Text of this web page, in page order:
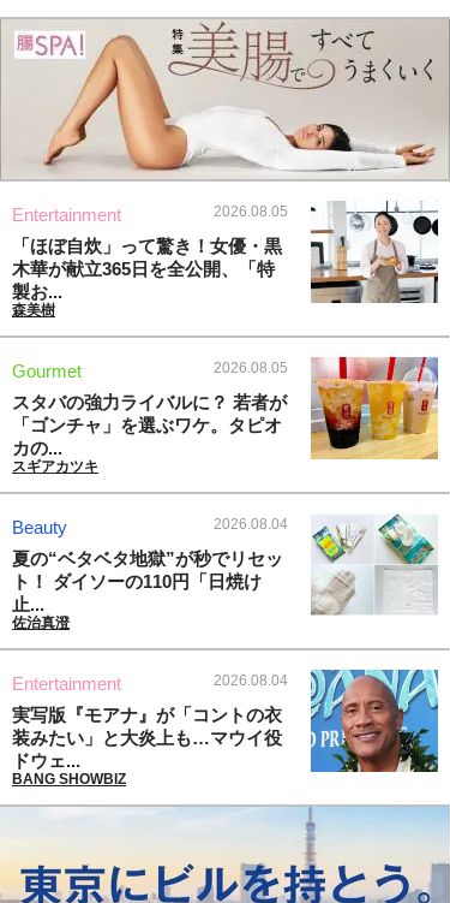
Entertainment 2026.08.05
「ほぼ自炊」って驚き！女優・黒
木華が献立365日を全公開、「特
製お...
森美樹
Gourmet 2026.08.05
スタバの強力ライバルに？ 若者が
「ゴンチャ」を選ぶワケ。タピオ
カの...
スギアカツキ
Beauty 2026.08.04
夏の“ベタベタ地獄”が秒でリセッ
ト！ ダイソーの110円「日焼け
止...
佐治真澄
Entertainment 2026.08.04
実写版『モアナ』が「コントの衣
装みたい」と大炎上も…マウイ役
ドウェ...
BANG SHOWBIZ